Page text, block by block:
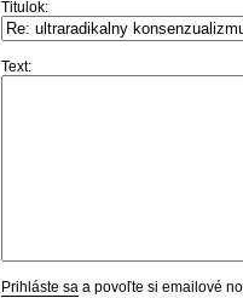
Titulok:
Text:
Prihláste sa a povoľte si emailové